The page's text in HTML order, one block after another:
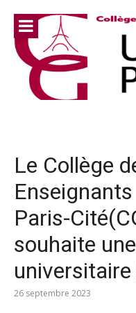
contenu
Le Collège
Paris-
souhaite
26 septembre 2023